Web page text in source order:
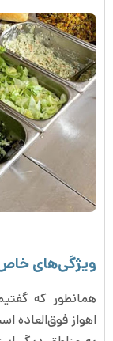
ویژگی‌های خاص
همانطور که
اهواز فوق‌العاده